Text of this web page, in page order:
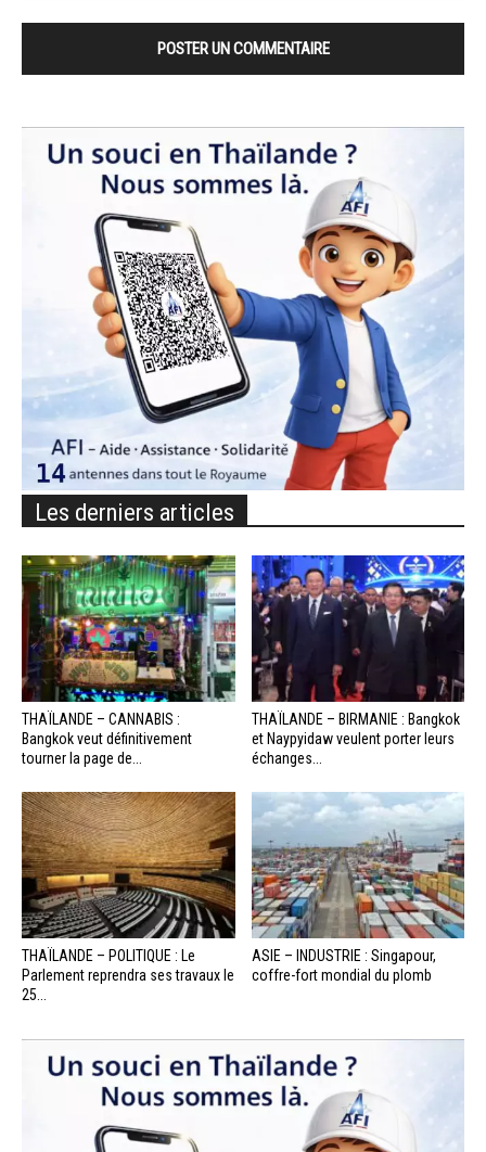
Les derniers articles
THAÏLANDE – CANNABIS :
Bangkok veut définitivement
tourner la page de...
THAÏLANDE – BIRMANIE : Bangkok
et Naypyidaw veulent porter leurs
échanges...
THAÏLANDE – POLITIQUE : Le
Parlement reprendra ses travaux le
25...
ASIE – INDUSTRIE : Singapour,
coffre-fort mondial du plomb